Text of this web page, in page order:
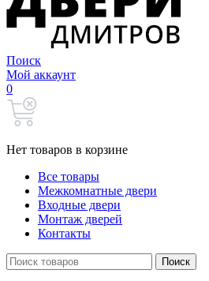
Поиск
Мой аккаунт
0
Нет товаров в корзине
Все товары
Межкомнатные двери
Входные двери
Монтаж дверей
Контакты
Search
for:
Поиск